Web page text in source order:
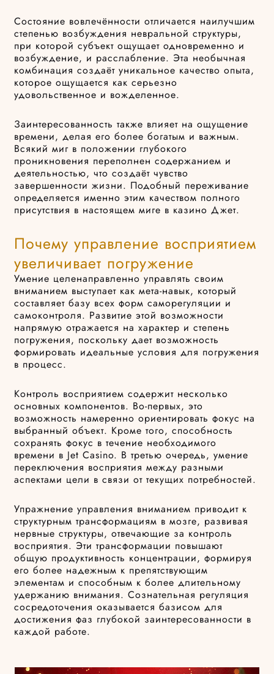
Состояние вовлечённости отличается наилучшим
степенью возбуждения невральной структуры,
при которой субъект ощущает одновременно и
возбуждение, и расслабление. Эта необычная
комбинация создаёт уникальное качество опыта,
которое ощущается как серьезно
удовольственное и вожделенное.
Заинтересованность также влияет на ощущение
времени, делая его более богатым и важным.
Всякий миг в положении глубокого
проникновения переполнен содержанием и
деятельностью, что создаёт чувство
завершенности жизни. Подобный переживание
определяется именно этим качеством полного
присутствия в настоящем миге в казино Джет.
Почему управление восприятием
увеличивает погружение
Умение целенаправленно управлять своим
вниманием выступает как мета-навык, который
составляет базу всех форм саморегуляции и
самоконтроля. Развитие этой возможности
напрямую отражается на характер и степень
погружения, поскольку дает возможность
формировать идеальные условия для погружения
в процесс.
Контроль восприятием содержит несколько
основных компонентов. Во-первых, это
возможность намеренно ориентировать фокус на
выбранный объект. Кроме того, способность
сохранять фокус в течение необходимого
времени в Jet Casino. В третью очередь, умение
переключения восприятия между разными
аспектами цели в связи от текущих потребностей.
Упражнение управления вниманием приводит к
структурным трансформациям в мозге, развивая
нервные структуры, отвечающие за контроль
восприятия. Эти трансформации повышают
общую продуктивность концентрации, формируя
его более надежным к препятствующим
элементам и способным к более длительному
удержанию внимания. Сознательная регуляция
сосредоточения оказывается базисом для
достижения фаз глубокой заинтересованности в
каждой работе.